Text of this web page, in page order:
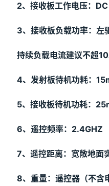
2、接收板工作电压： DC
3、接收板负载功率：左
持续负载电流建议不超10
4、发射板待机功耗：
5、接收板待机功耗：
6、遥控频率： 2.4GHZ
7、遥控距离：宽敞地面
8、重量：遥控器（不含